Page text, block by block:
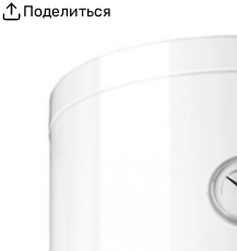
Поделиться